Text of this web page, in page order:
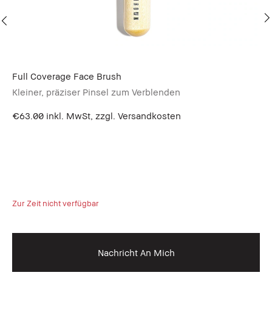
Full Coverage Face Brush
Kleiner, präziser Pinsel zum Verblenden
€63.00 inkl. MwSt, zzgl. Versandkosten
Zur Zeit nicht verfügbar
Nachricht An Mich